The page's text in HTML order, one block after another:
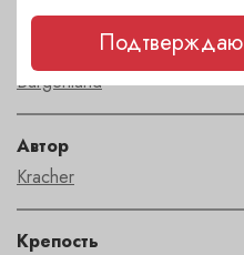
Burgenland
Автор
Kracher
Крепость
Подтверждаю